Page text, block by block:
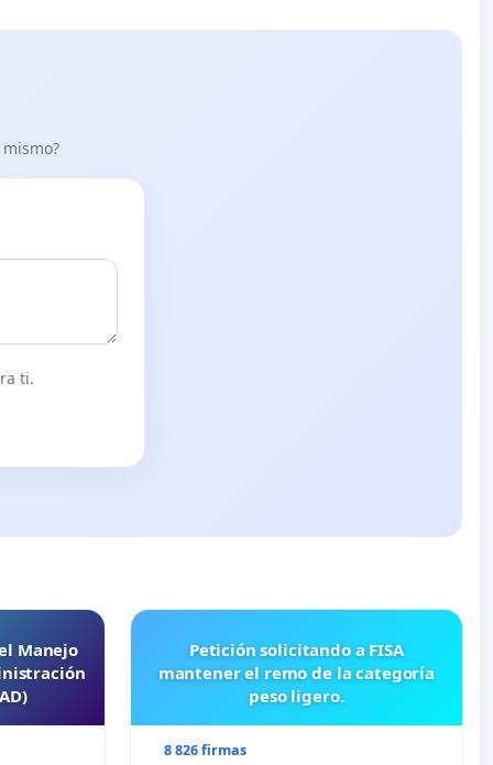
ti.
Manejo
Petición solicitando a FISA
mantener el remo de la categoría
peso ligero.
8 826 firmas